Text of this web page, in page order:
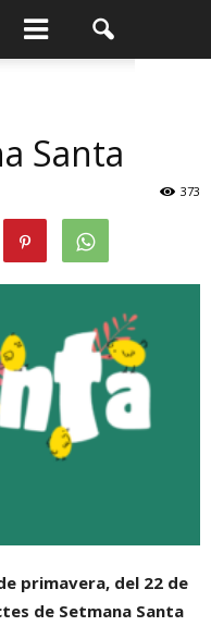
Santa
373
primavera, del 22 de
de Setmana Santa